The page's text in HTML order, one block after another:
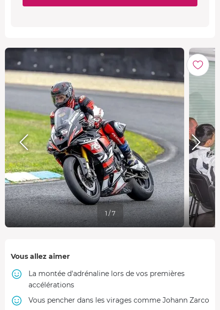
1 / 7
Vous allez aimer
La montée d'adrénaline lors de vos premières
accélérations
Vous pencher dans les virages comme Johann Zarco